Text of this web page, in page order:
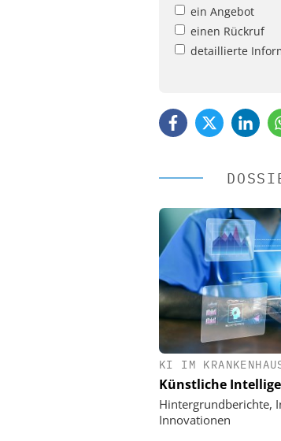
ein Angebot
einen Rückruf
detaillierte
KI IM
Künstliche
Hintergrundberichte,
Innovationen
EASY
Ordnung